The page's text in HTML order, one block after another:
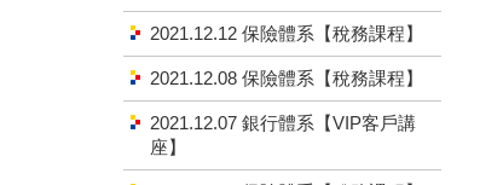
2021.12.12 保險體系【稅務課程】
2021.12.08 保險體系【稅務課程】
2021.12.07 銀行體系【VIP客戶講
座】